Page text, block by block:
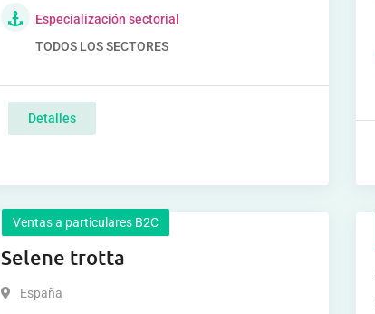
Especialización sectorial
TODOS LOS SECTORES
Detalles
Ventas a particulares B2C
Selene trotta
España